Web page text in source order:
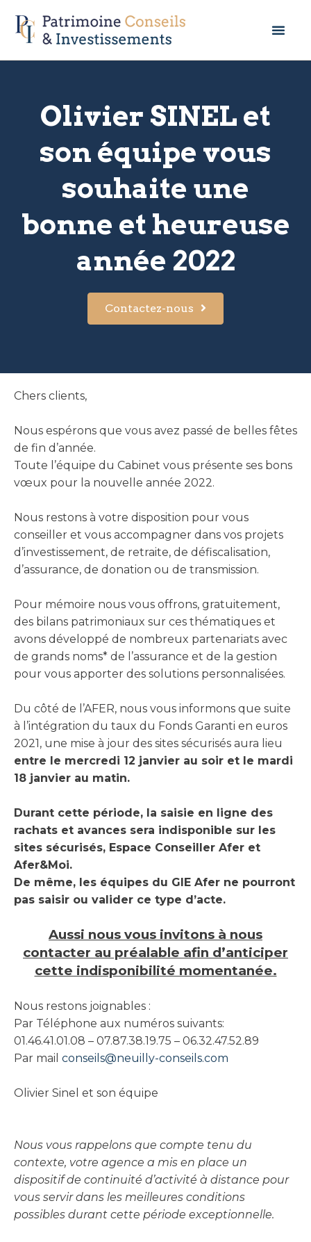
Olivier SINEL et
son équipe vous
souhaite une
bonne et heureuse
année 2022
Contactez-nous
Chers clients,
Nous espérons que vous avez passé de belles fêtes
de fin d’année.
Toute l’équipe du Cabinet vous présente ses bons
vœux pour la nouvelle année 2022.
Nous restons à votre disposition pour vous
conseiller et vous accompagner dans vos projets
d’investissement, de retraite, de défiscalisation,
d’assurance, de donation ou de transmission.
Pour mémoire nous vous offrons, gratuitement,
des bilans patrimoniaux sur ces thématiques et
avons développé de nombreux partenariats avec
de grands noms* de l’assurance et de la gestion
pour vous apporter des solutions personnalisées.
Du côté de l’AFER, nous vous informons que suite
à l’intégration du taux du Fonds Garanti en euros
2021, une mise à jour des sites sécurisés aura lieu
entre le mercredi 12 janvier au soir et le mardi
18 janvier au matin.
Durant cette période, la saisie en ligne des
rachats et avances sera indisponible sur les
sites sécurisés, Espace Conseiller Afer et
Afer&Moi.
De même, les équipes du GIE Afer ne pourront
pas saisir ou valider ce type d’acte.
Aussi nous vous invitons à nous
contacter au préalable afin d’anticiper
cette indisponibilité momentanée.
Nous restons joignables :
Par Téléphone aux numéros suivants:
01.46.41.01.08 – 07.87.38.19.75 – 06.32.47.52.89
Par mail conseils@neuilly-conseils.com
Olivier Sinel et son équipe
Nous vous rappelons que compte tenu du
contexte, votre agence a mis en place un
dispositif de continuité d’activité à distance pour
vous servir dans les meilleures conditions
possibles durant cette période exceptionnelle.